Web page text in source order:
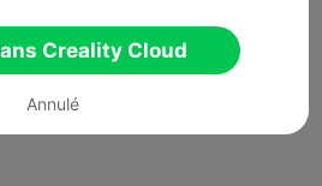
Creality Cloud
Annulé